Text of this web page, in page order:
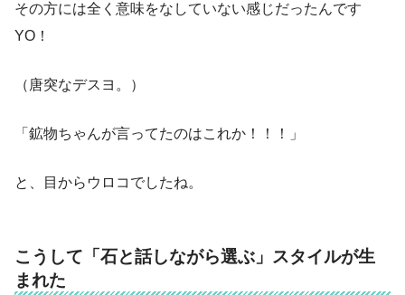
その方には全く意味をなしていない感じだったんです
YO！
（唐突なデスヨ。）
「鉱物ちゃんが言ってたのはこれか！！！」
と、目からウロコでしたね。
こうして「石と話しながら選ぶ」スタイルが生
まれた